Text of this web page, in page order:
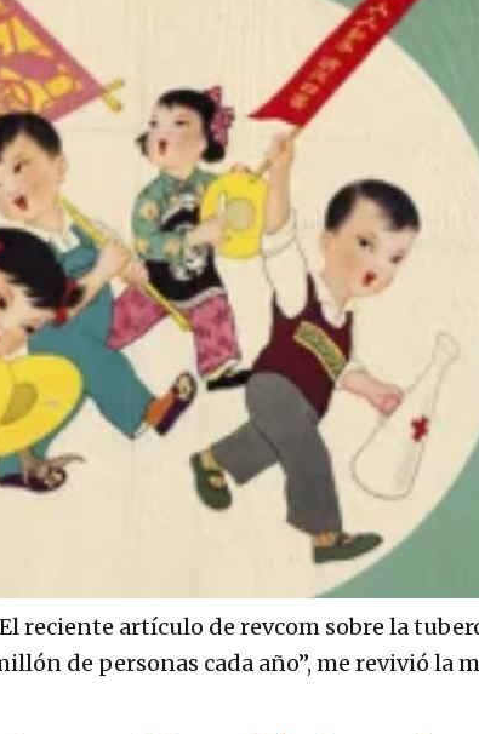
reciente artículo de revcom sobre la
de personas cada año”, me revivió la